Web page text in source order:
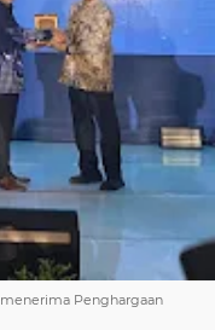
menerima Penghargaan